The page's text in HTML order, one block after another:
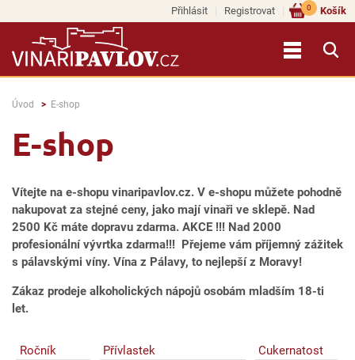
Přihlásit Registrovat Košík
0
Úvod E-shop
E-shop
Vítejte na e-shopu vinaripavlov.cz. V e-shopu můžete pohodně
nakupovat za stejné ceny, jako mají vinaři ve sklepě. Nad
2500 Kč máte dopravu zdarma. AKCE !!! Nad 2000
profesionální vývrtka zdarma!!! Přejeme vám příjemný zážitek
s pálavskými víny. Vína z Pálavy, to nejlepší z Moravy!
Zákaz prodeje alkoholických nápojů osobám mladším 18-ti
let.
Ročník Přívlastek Cukernatost